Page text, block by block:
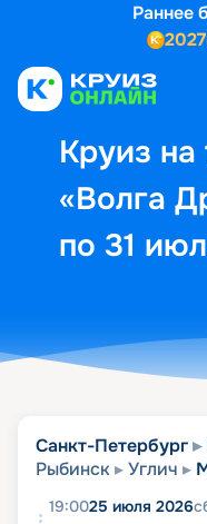
Раннее
2027
Круиз на
«Волга
по 31
Санкт-Петербург
Рыбинск
Углич
19:0025 июля 2026